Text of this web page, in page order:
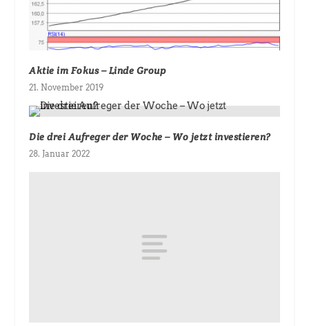
Aktie im Fokus – Linde Group
21. November 2019
Die drei Aufreger der Woche – Wo jetzt investieren?
28. Januar 2022